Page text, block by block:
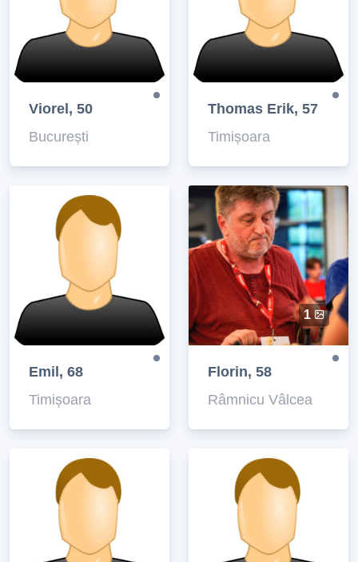
Viorel, 50
București
Thomas Erik, 57
Timișoara
Emil, 68
Timișoara
1
Florin, 58
Râmnicu Vâlcea